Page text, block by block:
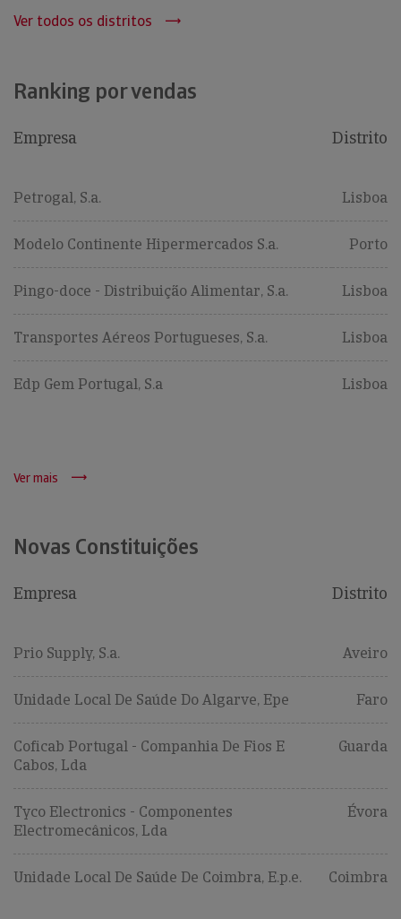
Ver todos os distritos
Ranking por vendas
Empresa Distrito
Petrogal, S.a. Lisboa
Modelo Continente Hipermercados S.a. Porto
Pingo-doce - Distribuição Alimentar, S.a. Lisboa
Transportes Aéreos Portugueses, S.a. Lisboa
Edp Gem Portugal, S.a Lisboa
Ver mais
Novas Constituições
Empresa Distrito
Prio Supply, S.a. Aveiro
Unidade Local De Saúde Do Algarve, Epe Faro
Coficab Portugal - Companhia De Fios E
Cabos, Lda
Guarda
Tyco Electronics - Componentes
Electromecânicos, Lda
Évora
Unidade Local De Saúde De Coimbra, E.p.e. Coimbra